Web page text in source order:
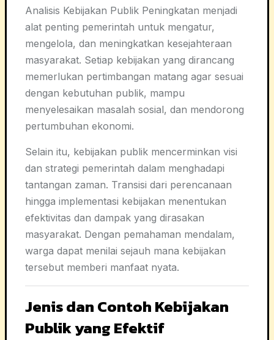
Analisis Kebijakan Publik Peningkatan menjadi
alat penting pemerintah untuk mengatur,
mengelola, dan meningkatkan kesejahteraan
masyarakat. Setiap kebijakan yang dirancang
memerlukan pertimbangan matang agar sesuai
dengan kebutuhan publik, mampu
menyelesaikan masalah sosial, dan mendorong
pertumbuhan ekonomi.
Selain itu, kebijakan publik mencerminkan visi
dan strategi pemerintah dalam menghadapi
tantangan zaman. Transisi dari perencanaan
hingga implementasi kebijakan menentukan
efektivitas dan dampak yang dirasakan
masyarakat. Dengan pemahaman mendalam,
warga dapat menilai sejauh mana kebijakan
tersebut memberi manfaat nyata.
Jenis dan Contoh Kebijakan
Publik yang Efektif